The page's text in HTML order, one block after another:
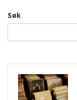
Søk